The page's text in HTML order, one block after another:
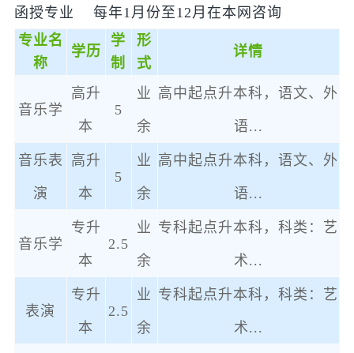
函授专业 每年1月份至12月在本网咨询
专业名
称
学历
学
制
形
式
详情
音乐学
高升
本
5
业
余
高中起点升本科，语文、外
语...
音乐表
演
高升
本
5
业
余
高中起点升本科，语文、外
语...
音乐学
专升
本
2.5
业
余
专科起点升本科，科类：艺
术...
表演
专升
本
2.5
业
余
专科起点升本科，科类：艺
术...